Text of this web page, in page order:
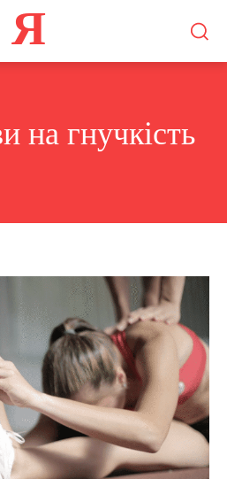
Я
на гнучкість